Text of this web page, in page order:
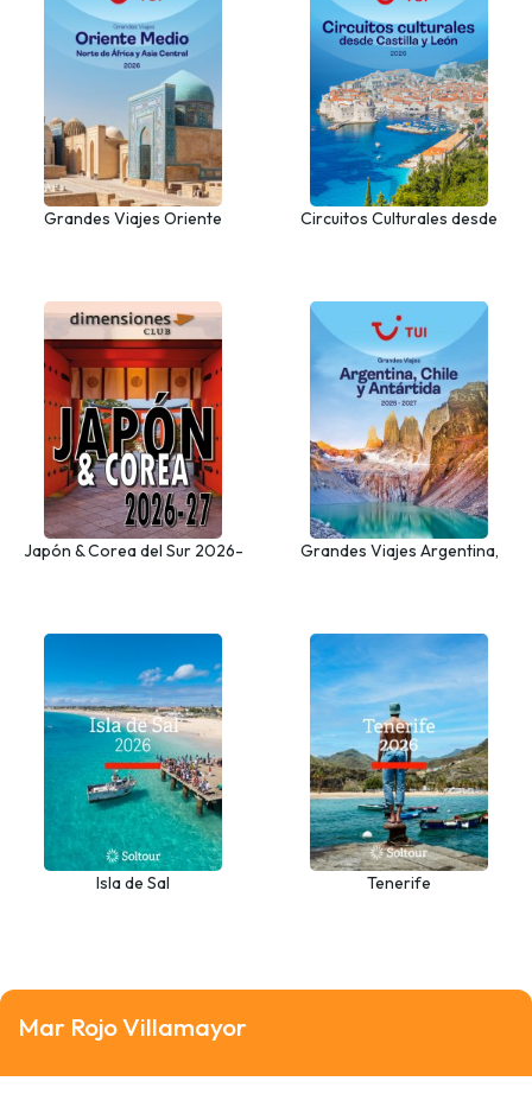
Grandes Viajes Oriente
Circuitos Culturales desde
Japón & Corea del Sur 2026-
Grandes Viajes Argentina,
Isla de Sal Tenerife
Mar Rojo Villamayor